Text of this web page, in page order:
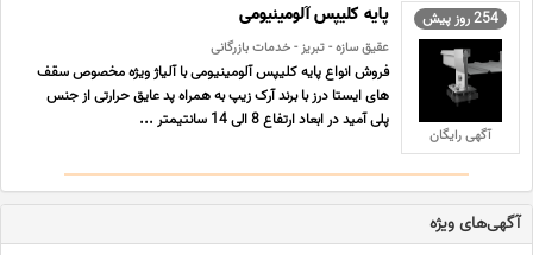
254 روز پیش
آگهی رایگان
پایه کلیپس آلومینیومی
عقیق سازه - تبریز - خدمات بازرگانی
فروش انواع پایه کلیپس آلومینیومی با آلیاژ ویژه مخصوص سقف
های ایستا درز با برند آرک زیپ به همراه پد عایق حرارتی از جنس
پلی آمید در ابعاد ارتفاع 8 الی 14 سانتیمتر ...
آگهی‌های ویژه